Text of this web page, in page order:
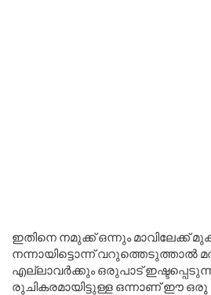
ഇതിനെ നമുക്ക് ഒന്നും മാവിലേക്ക്
നന്നായിട്ടൊന്ന് വറുത്തെടുത്താൽ
എല്ലാവർക്കും ഒരുപാട്
രുചികരമായിട്ടുള്ള ഒന്നാണ് ഈ ഒരു